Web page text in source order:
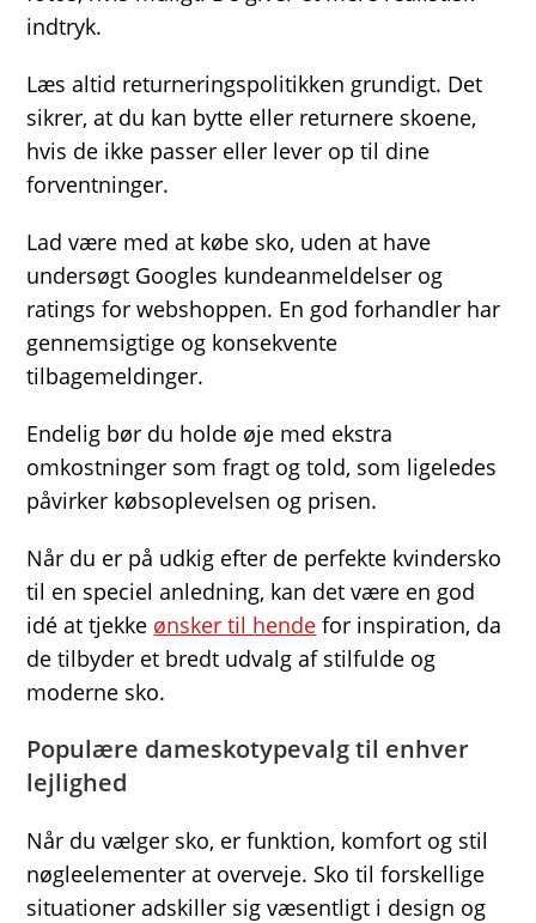
indtryk.
Læs altid returneringspolitikken grundigt. Det
sikrer, at du kan bytte eller returnere skoene,
hvis de ikke passer eller lever op til dine
forventninger.
Lad være med at købe sko, uden at have
undersøgt Googles kundeanmeldelser og
ratings for webshoppen. En god forhandler har
gennemsigtige og konsekvente
tilbagemeldinger.
Endelig bør du holde øje med ekstra
omkostninger som fragt og told, som ligeledes
påvirker købsoplevelsen og prisen.
Når du er på udkig efter de perfekte kvindersko
til en speciel anledning, kan det være en god
idé at tjekke ønsker til hende for inspiration, da
de tilbyder et bredt udvalg af stilfulde og
moderne sko.
Populære dameskotypevalg til enhver
lejlighed
Når du vælger sko, er funktion, komfort og stil
nøgleelementer at overveje. Sko til forskellige
situationer adskiller sig væsentligt i design og